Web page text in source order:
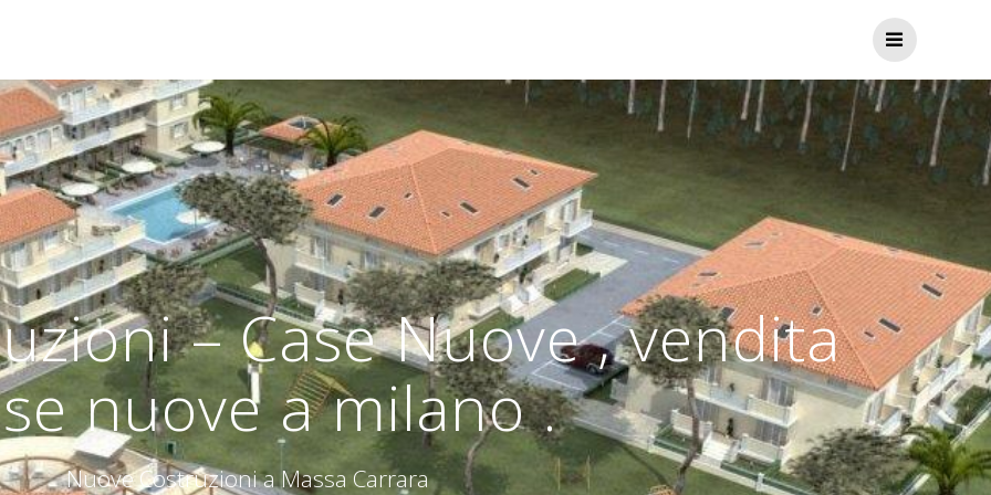
– Case Nuove , vendita
nuove a milano .
Nuove Costruzioni a Massa Carrara